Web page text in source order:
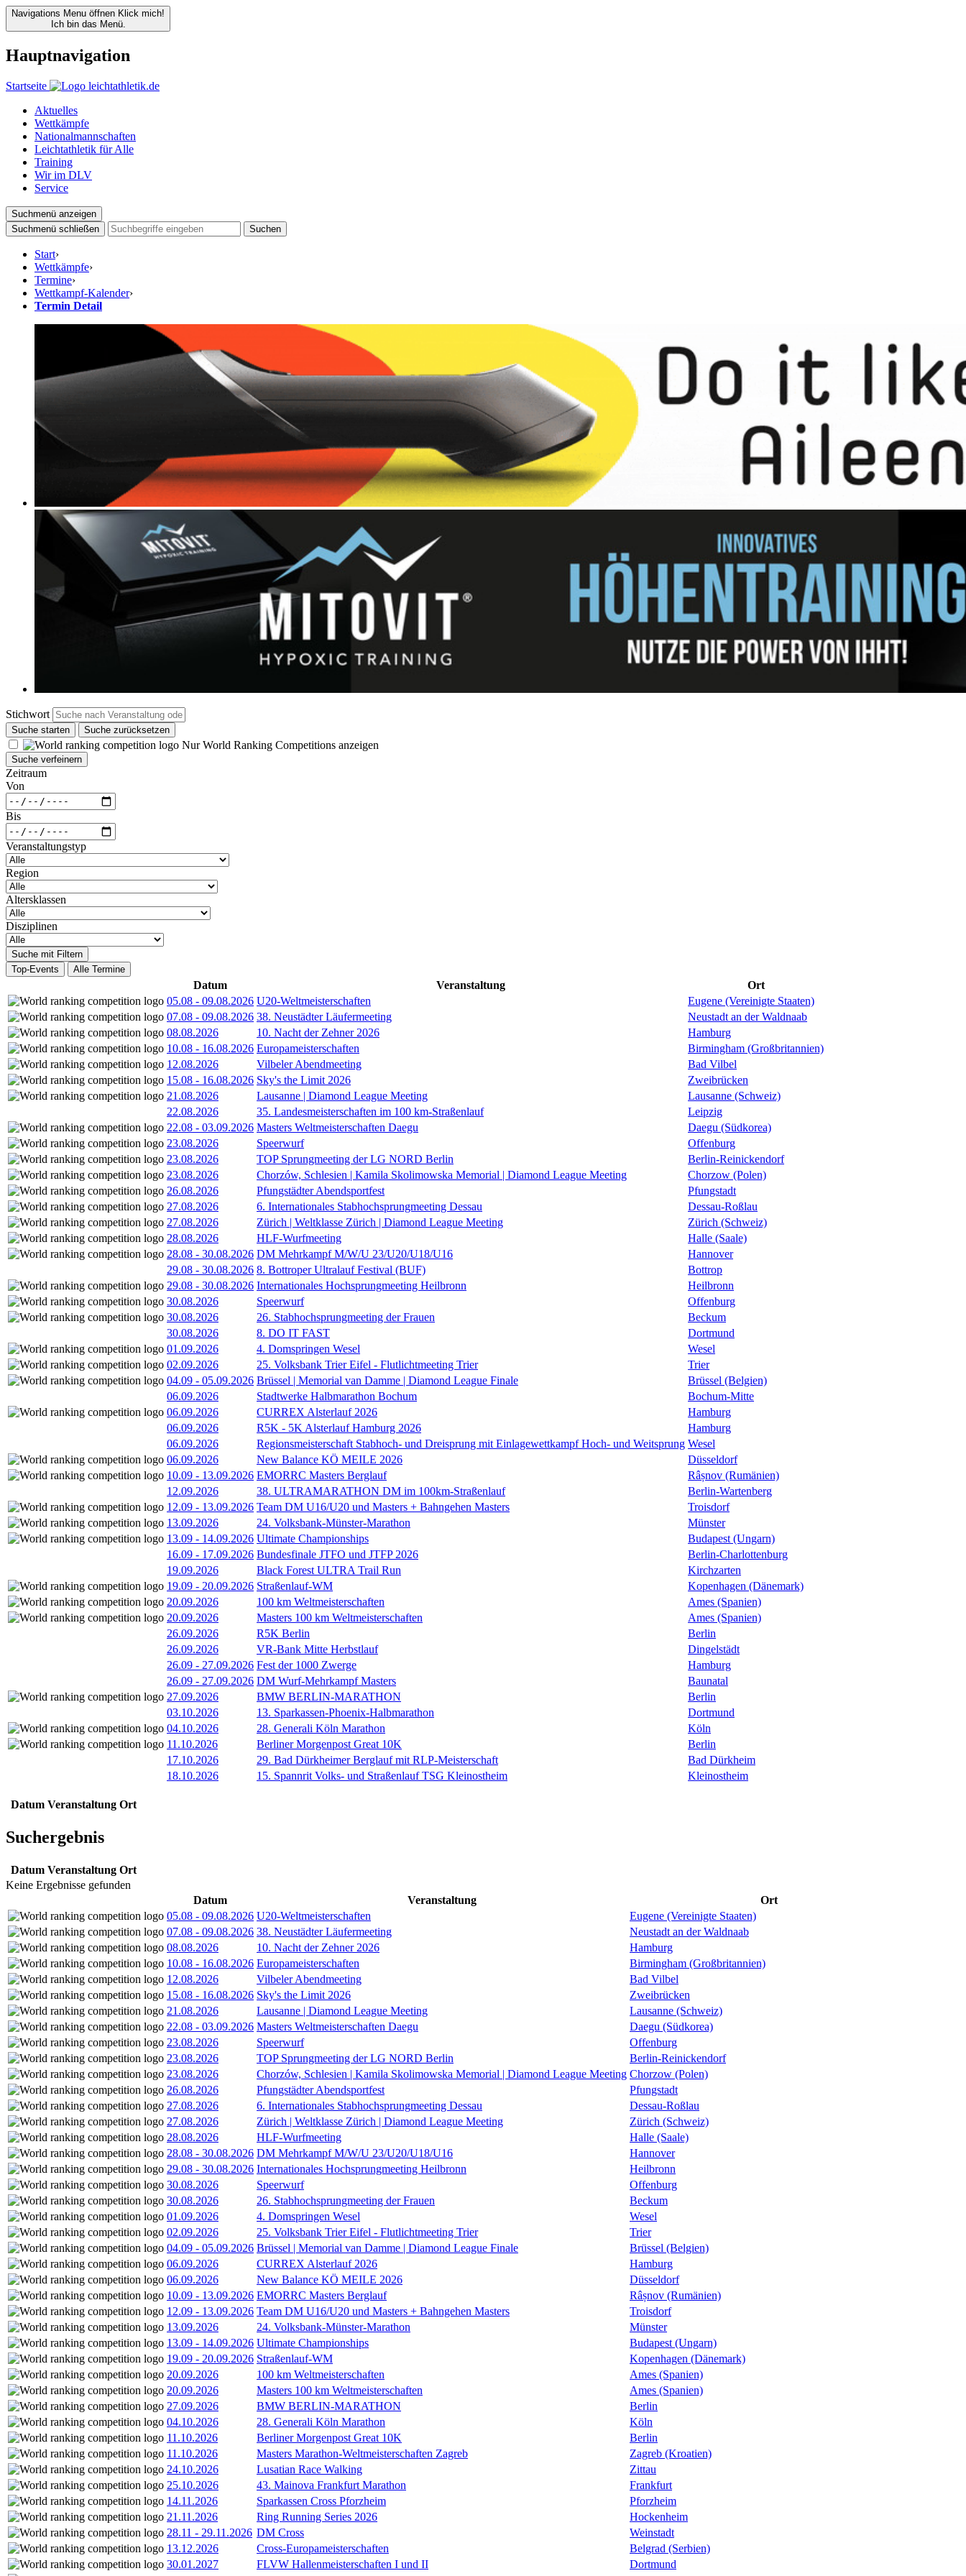
Navigations Menu öffnen Klick mich!
Ich bin das Menü.
Hauptnavigation
Startseite
Aktuelles
Wettkämpfe
Nationalmannschaften
Leichtathletik für Alle
Training
Wir im DLV
Service
Suchmenü anzeigen
Suchmenü schließen
Suchen
Start›
Wettkämpfe›
Termine›
Wettkampf-Kalender›
Termin Detail
Stichwort
Suche starten Suche zurücksetzen
Nur World Ranking Competitions anzeigen
Suche verfeinern
Zeitraum
Von
Bis
Veranstaltungstyp
Region
Altersklassen
Disziplinen
Suche mit Filtern
Top-Events
Alle Termine
Datum Veranstaltung
Ort
05.08 - 09.08.2026 U20-Weltmeisterschaften
Eugene (Vereinigte Staaten)
07.08 - 09.08.2026 38. Neustädter Läufermeeting
Neustadt an der Waldnaab
08.08.2026
10. Nacht der Zehner 2026
Hamburg
10.08 - 16.08.2026 Europameisterschaften
Birmingham (Großbritannien)
12.08.2026
Vilbeler Abendmeeting
Bad Vilbel
15.08 - 16.08.2026 Sky's the Limit 2026
Zweibrücken
21.08.2026
Lausanne | Diamond League Meeting
Lausanne (Schweiz)
22.08.2026
35. Landesmeisterschaften im 100 km-Straßenlauf
Leipzig
22.08 - 03.09.2026 Masters Weltmeisterschaften Daegu
Daegu (Südkorea)
23.08.2026
Speerwurf
Offenburg
23.08.2026
TOP Sprungmeeting der LG NORD Berlin
Berlin-Reinickendorf
23.08.2026
Chorzów, Schlesien | Kamila Skolimowska Memorial | Diamond League Meeting
Chorzow (Polen)
26.08.2026
Pfungstädter Abendsportfest
Pfungstadt
27.08.2026
6. Internationales Stabhochsprungmeeting Dessau
Dessau-Roßlau
27.08.2026
Zürich | Weltklasse Zürich | Diamond League Meeting
Zürich (Schweiz)
28.08.2026
HLF-Wurfmeeting
Halle (Saale)
28.08 - 30.08.2026 DM Mehrkampf M/W/U 23/U20/U18/U16
Hannover
29.08 - 30.08.2026 8. Bottroper Ultralauf Festival (BUF)
Bottrop
29.08 - 30.08.2026 Internationales Hochsprungmeeting Heilbronn
Heilbronn
30.08.2026
Speerwurf
Offenburg
30.08.2026
26. Stabhochsprungmeeting der Frauen
Beckum
30.08.2026
8. DO IT FAST
Dortmund
01.09.2026
4. Domspringen Wesel
Wesel
02.09.2026
25. Volksbank Trier Eifel - Flutlichtmeeting Trier
Trier
04.09 - 05.09.2026 Brüssel | Memorial van Damme | Diamond League Finale
Brüssel (Belgien)
06.09.2026
Stadtwerke Halbmarathon Bochum
Bochum-Mitte
06.09.2026
CURREX Alsterlauf 2026
Hamburg
06.09.2026
R5K - 5K Alsterlauf Hamburg 2026
Hamburg
06.09.2026
Regionsmeisterschaft Stabhoch- und Dreisprung mit Einlagewettkampf Hoch- und Weitsprung Wesel
06.09.2026
New Balance KÖ MEILE 2026
Düsseldorf
10.09 - 13.09.2026 EMORRC Masters Berglauf
Râșnov (Rumänien)
12.09.2026
38. ULTRAMARATHON DM im 100km-Straßenlauf
Berlin-Wartenberg
12.09 - 13.09.2026 Team DM U16/U20 und Masters + Bahngehen Masters
Troisdorf
13.09.2026
24. Volksbank-Münster-Marathon
Münster
13.09 - 14.09.2026 Ultimate Championships
Budapest (Ungarn)
16.09 - 17.09.2026 Bundesfinale JTFO und JTFP 2026
Berlin-Charlottenburg
19.09.2026
Black Forest ULTRA Trail Run
Kirchzarten
19.09 - 20.09.2026 Straßenlauf-WM
Kopenhagen (Dänemark)
20.09.2026
100 km Weltmeisterschaften
Ames (Spanien)
20.09.2026
Masters 100 km Weltmeisterschaften
Ames (Spanien)
26.09.2026
R5K Berlin
Berlin
26.09.2026
VR-Bank Mitte Herbstlauf
Dingelstädt
26.09 - 27.09.2026 Fest der 1000 Zwerge
Hamburg
26.09 - 27.09.2026 DM Wurf-Mehrkampf Masters
Baunatal
27.09.2026
BMW BERLIN-MARATHON
Berlin
03.10.2026
13. Sparkassen-Phoenix-Halbmarathon
Dortmund
04.10.2026
28. Generali Köln Marathon
Köln
11.10.2026
Berliner Morgenpost Great 10K
Berlin
17.10.2026
29. Bad Dürkheimer Berglauf mit RLP-Meisterschaft
Bad Dürkheim
18.10.2026
15. Spannrit Volks- und Straßenlauf TSG Kleinostheim Kleinostheim
Datum Veranstaltung Ort
Suchergebnis
Datum Veranstaltung Ort
Keine Ergebnisse gefunden
Datum
Veranstaltung
Ort
05.08 - 09.08.2026 U20-Weltmeisterschaften
Eugene (Vereinigte Staaten)
07.08 - 09.08.2026 38. Neustädter Läufermeeting
Neustadt an der Waldnaab
08.08.2026
10. Nacht der Zehner 2026
Hamburg
10.08 - 16.08.2026 Europameisterschaften
Birmingham (Großbritannien)
12.08.2026
Vilbeler Abendmeeting
Bad Vilbel
15.08 - 16.08.2026 Sky's the Limit 2026
Zweibrücken
21.08.2026
Lausanne | Diamond League Meeting
Lausanne (Schweiz)
22.08 - 03.09.2026 Masters Weltmeisterschaften Daegu
Daegu (Südkorea)
23.08.2026
Speerwurf
Offenburg
23.08.2026
TOP Sprungmeeting der LG NORD Berlin
Berlin-Reinickendorf
23.08.2026
Chorzów, Schlesien | Kamila Skolimowska Memorial | Diamond League Meeting Chorzow (Polen)
26.08.2026
Pfungstädter Abendsportfest
Pfungstadt
27.08.2026
6. Internationales Stabhochsprungmeeting Dessau
Dessau-Roßlau
27.08.2026
Zürich | Weltklasse Zürich | Diamond League Meeting
Zürich (Schweiz)
28.08.2026
HLF-Wurfmeeting
Halle (Saale)
28.08 - 30.08.2026 DM Mehrkampf M/W/U 23/U20/U18/U16
Hannover
29.08 - 30.08.2026 Internationales Hochsprungmeeting Heilbronn
Heilbronn
30.08.2026
Speerwurf
Offenburg
30.08.2026
26. Stabhochsprungmeeting der Frauen
Beckum
01.09.2026
4. Domspringen Wesel
Wesel
02.09.2026
25. Volksbank Trier Eifel - Flutlichtmeeting Trier
Trier
04.09 - 05.09.2026 Brüssel | Memorial van Damme | Diamond League Finale
Brüssel (Belgien)
06.09.2026
CURREX Alsterlauf 2026
Hamburg
06.09.2026
New Balance KÖ MEILE 2026
Düsseldorf
10.09 - 13.09.2026 EMORRC Masters Berglauf
Râșnov (Rumänien)
12.09 - 13.09.2026 Team DM U16/U20 und Masters + Bahngehen Masters
Troisdorf
13.09.2026
24. Volksbank-Münster-Marathon
Münster
13.09 - 14.09.2026 Ultimate Championships
Budapest (Ungarn)
19.09 - 20.09.2026 Straßenlauf-WM
Kopenhagen (Dänemark)
20.09.2026
100 km Weltmeisterschaften
Ames (Spanien)
20.09.2026
Masters 100 km Weltmeisterschaften
Ames (Spanien)
27.09.2026
BMW BERLIN-MARATHON
Berlin
04.10.2026
28. Generali Köln Marathon
Köln
11.10.2026
Berliner Morgenpost Great 10K
Berlin
11.10.2026
Masters Marathon-Weltmeisterschaften Zagreb
Zagreb (Kroatien)
24.10.2026
Lusatian Race Walking
Zittau
25.10.2026
43. Mainova Frankfurt Marathon
Frankfurt
14.11.2026
Sparkassen Cross Pforzheim
Pforzheim
21.11.2026
Ring Running Series 2026
Hockenheim
28.11 - 29.11.2026 DM Cross
Weinstadt
13.12.2026
Cross-Europameisterschaften
Belgrad (Serbien)
30.01.2027
FLVW Hallenmeisterschaften I und II
Dortmund